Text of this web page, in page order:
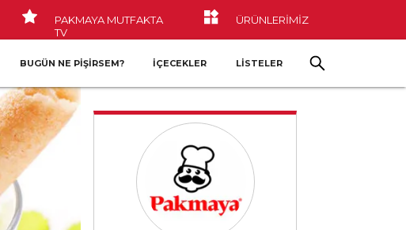
PAKMAYA MUTFAKTA
TV
ÜRÜNLERİMİZ
BUGÜN NE PIŞIRSEM? İÇECEKLER LİSTELER